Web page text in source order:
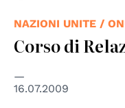
NAZIONI UNITE /
Corso di
16.07.2009